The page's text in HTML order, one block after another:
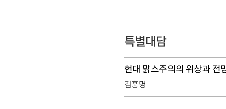
특별대담
현대 맑스주의의 위상과 전
김홍명